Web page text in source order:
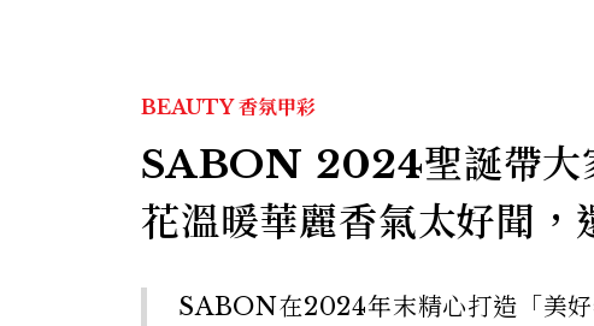
BEAUTY 香氛甲彩
SABON 2024聖誕帶大
花溫暖華麗香氣太好聞
SABON在2024年末精心打造「美